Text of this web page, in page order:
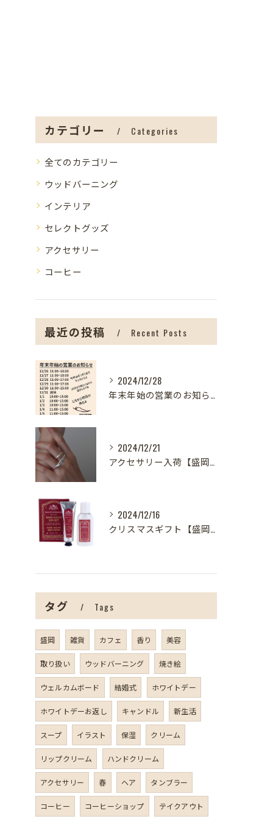
カテゴリー Categories
全てのカテゴリー
ウッドバーニング
インテリア
セレクトグッズ
アクセサリー
コーヒー
最近の投稿 Recent Posts
2024/12/28
年末年始の営業のお知らせ【盛岡の雑貨屋】
2024/12/21
アクセサリー入荷【盛岡の雑貨屋】
2024/12/16
クリスマスギフト【盛岡の雑貨屋】
タグ Tags
盛岡 雑貨 カフェ 香り 美容
取り扱い ウッドバーニング 焼き絵
ウェルカムボード 結婚式 ホワイトデー
ホワイトデーお返し キャンドル 新生活
スープ イラスト 保湿 クリーム
リップクリーム ハンドクリーム
アクセサリー 春 ヘア タンブラー
コーヒー コーヒーショップ テイクアウト